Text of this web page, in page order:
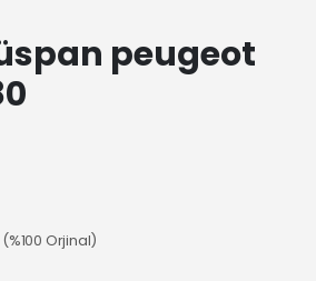
peugeot
Orjinal)